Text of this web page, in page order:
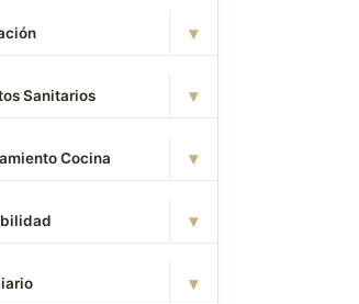
▾
Sanitarios ▾
Cocina ▾
▾
▾